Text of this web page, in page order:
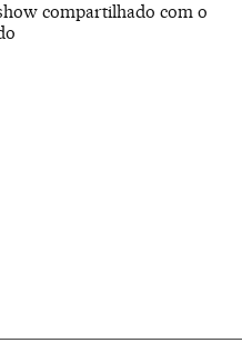
compartilhado com o